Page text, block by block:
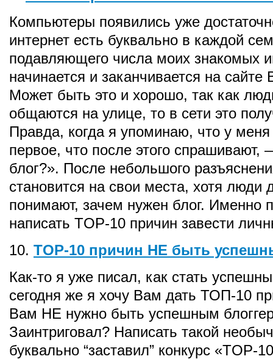
Компьютеры появились уже
интернет есть буквально в каждой
подавляющего числа моих знакомых
начинается и заканчивается на сайте
Может быть это и хорошо, так как
общаются на улице, то в сети это
Правда, когда я упоминаю, что у меня
первое, что после этого спрашивают,
блог?». После небольшого
становится на свои места, хотя люди
понимают, зачем нужен блог. Именно
написать TOP-10 причин завести
10. TOP-10 причин НЕ быть
Как-то я уже писал, как стать
сегодня же я хочу Вам дать ТОП-10
Вам НЕ нужно быть успешным
Заинтриговал? Написать такой
буквально “заставил” конкурс «TOP-